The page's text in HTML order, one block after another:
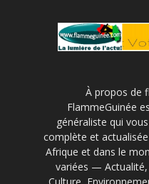
À propos de
FlammeGuinée
généraliste qui
complète et
Afrique et dans le
variées — Actualité,